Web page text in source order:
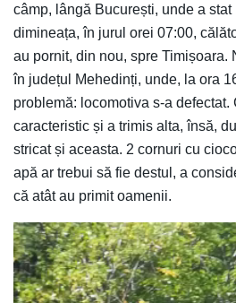
câmp, lângă București, unde a
dimineața, în jurul orei 07:00,
au pornit, din nou, spre Timișoara.
în județul Mehedinți, unde, la ora
problemă: locomotiva s-a defectat.
caracteristic și a trimis alta, însă,
stricat și aceasta. 2 cornuri cu
apă ar trebui să fie destul, a
că atât au primit oamenii.